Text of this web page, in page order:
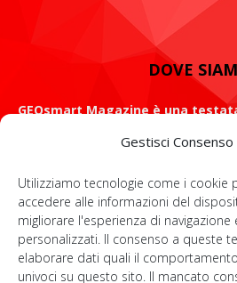
Gestisci Consenso
Utilizziamo tecnologie come i cookie
accedere alle informazioni del
migliorare l'esperienza di
personalizzati. Il consenso a queste
elaborare dati quali il
univoci su questo sito. Il mancato
DOVE
GEOsmart Magazine è una
ROMA: Via Casilina 98, 00182
Contattaci: